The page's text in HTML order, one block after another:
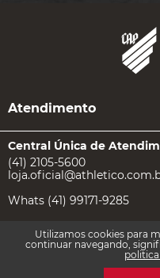
Utilizamos cookies para
continuar navegando,
Atendimento
Central Única de
(41) 2105-5600
Whats (41) 99171-9285
Atendimento Loja Online:
Ter à Sab das 8h30 ás 18h